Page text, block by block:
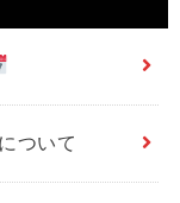
ついて